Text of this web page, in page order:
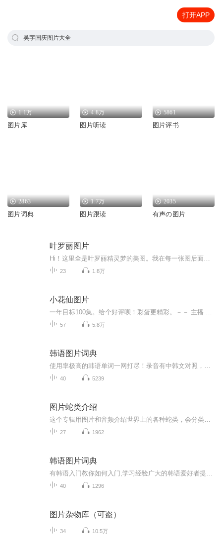
打开APP
吴字国庆图片大全
1.1万
图片库
4.8万
图片听读
5861
图片评书
2863
图片词典
1.7万
图片跟读
2035
有声の图片
叶罗丽图片
23 1.8万
小花仙图片
57 5.8万
韩语图片词典
40 5239
图片蛇类介绍
27 1962
韩语图片词典
40 1296
图片杂物库（可盗）
34 10.5万